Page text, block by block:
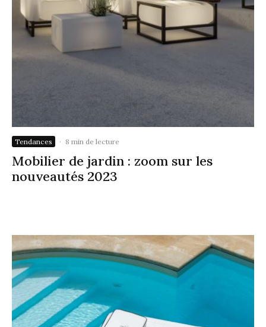
Tendances · 8 min de lecture
Mobilier de jardin : zoom sur les
nouveautés 2023